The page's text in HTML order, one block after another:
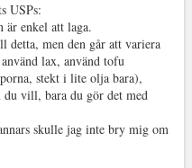
USPs:
är enkel att laga.
detta, men den går att variera
lax, använd tofu
stekt i lite olja bara),
vill, bara du gör det med
skulle jag inte bry mig om